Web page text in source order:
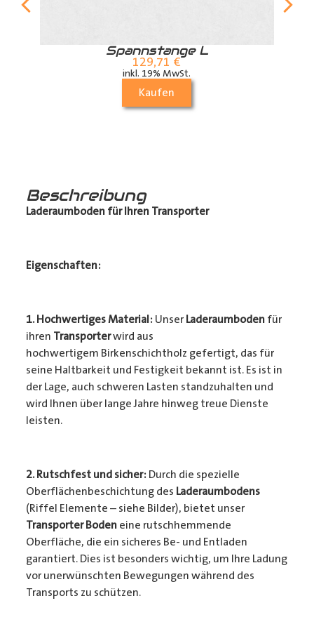
Spannstange L
129,71 €
inkl. 19% MwSt.
Kaufen
Beschreibung
Laderaumboden für Ihren Transporter
Eigenschaften:
1. Hochwertiges Material: Unser Laderaumbodenfür
ihren Transporterwird aus
hochwertigem Birkenschichtholz gefertigt, das für
seine Haltbarkeit und Festigkeit bekannt ist. Es ist in
der Lage, auch schweren Lasten standzuhalten und
wird Ihnen über lange Jahre hinweg treue Dienste
leisten.
2. Rutschfest und sicher: Durch die spezielle
Oberflächenbeschichtung des Laderaumbodens
(Riffel Elemente – siehe Bilder), bietet unser
Transporter Bodeneine rutschhemmende
Oberfläche, die ein sicheres Be- und Entladen
garantiert. Dies ist besonders wichtig, um Ihre Ladung
vor unerwünschten Bewegungen während des
Transports zu schützen.